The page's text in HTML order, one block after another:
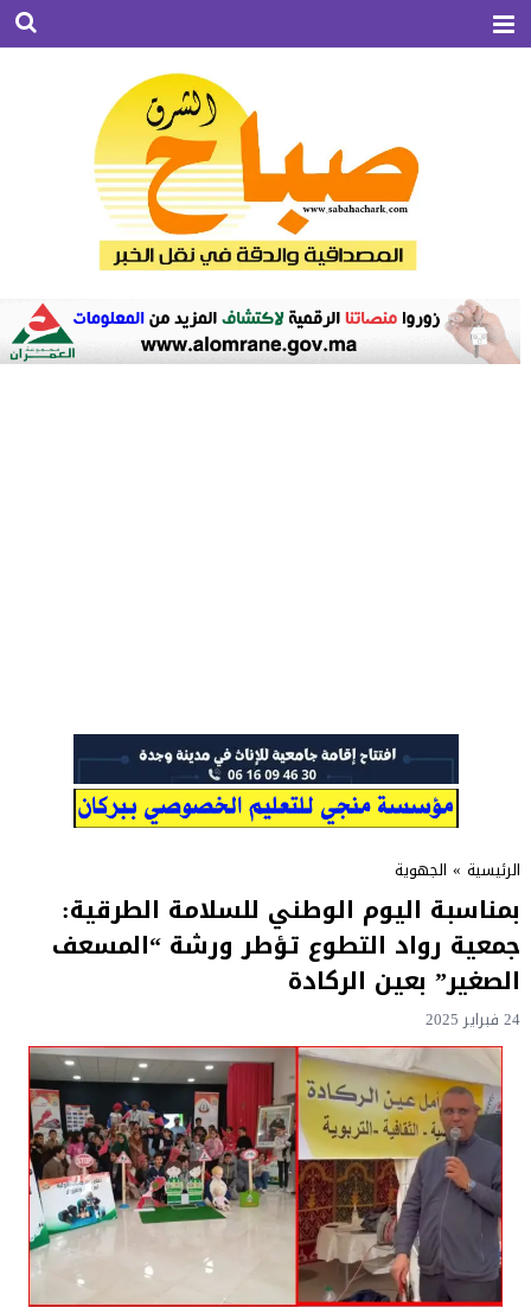
الرئيسية » الجهوية
بمناسبة اليوم الوطني للسلامة الطرقية:
جمعية رواد التطوع تؤطر ورشة “المسعف
الصغير” بعين الركادة
24 فبراير 2025